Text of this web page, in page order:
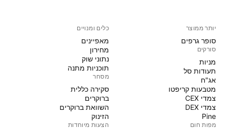
יותר ממוצר
סופר גרפים
סורקים
מניות‏
תעודות סל
אג"ח
מטבעות קריפטו
צמדי CEX
צמדי DEX
Pine
מפות חום
כלים ומנויים
מאפיינים
מחירון
נתוני שוק
תוכניות מתנה
מסחר
סקירה כללית
ברוקרים
השוואת ברוקרים
הזינוק
הצעות מיוחדות